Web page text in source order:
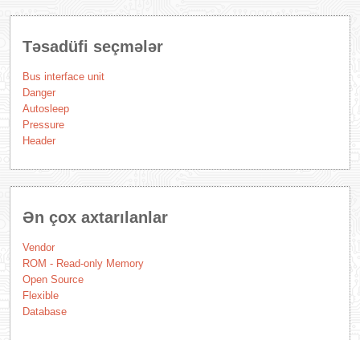
Təsadüfi seçmələr
Bus interface unit
Danger
Autosleep
Pressure
Header
Ən çox axtarılanlar
Vendor
ROM - Read-only Memory
Open Source
Flexible
Database